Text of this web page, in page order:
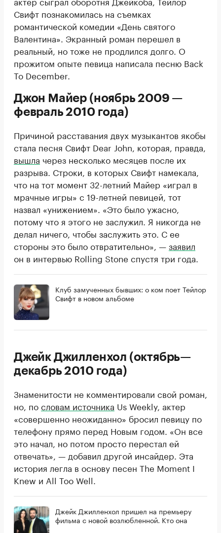
Свифт познакомилась на съемках
романтической комедии «День святого
Валентина». Экранный роман перешел в
реальный, но тоже не продлился долго. О
прожитом опыте певица написала песню Back
To December.
Джон Майер (ноябрь 2009 —
февраль 2010 года)
Причиной расставания двух музыкантов якобы
стала песня Свифт Dear John, которая, правда,
вышла через несколько месяцев после их
разрыва. Строки, в которых Свифт намекала,
что на тот момент 32-летний Майер «играл в
мрачные игры» с 19-летней певицей, тот
назвал «унижением». «Это было ужасно,
потому что я этого не заслужил. Я никогда не
делал ничего, чтобы заслужить это. С ее
стороны это было отвратительно», —заявил
он в интервью Rolling Stone спустя три года.
Клуб замученных бывших: о ком поет Тейлор
Свифт в новом альбоме
Джейк Джилленхол (октябрь—
декабрь 2010 года)
Знаменитости не комментировали свой роман,
но, пословам источника Us Weekly, актер
«совершенно неожиданно» бросил певицу по
телефону прямо перед Новым годом. «Он все
это начал, но потом просто перестал ей
отвечать», — добавил другой инсайдер. Эта
история легла в основу песен The Moment I
Knew и All Too Well.
Джейк Джилленхол пришел на премьеру
фильма с новой возлюбленной. Кто она